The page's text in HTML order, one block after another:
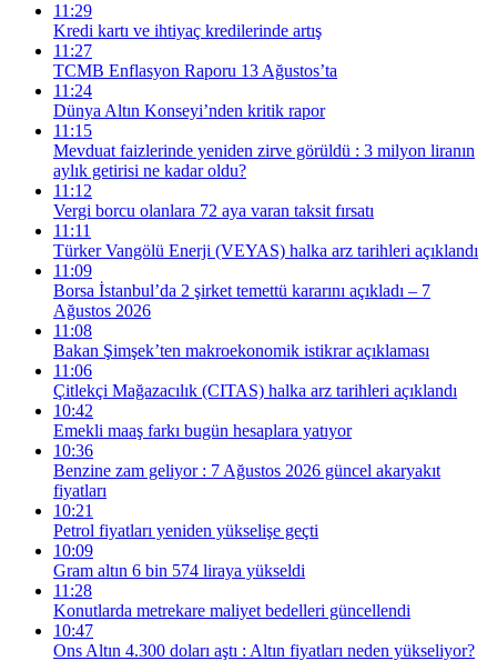
11:29
Kredi kartı ve ihtiyaç kredilerinde artış
11:27
TCMB Enflasyon Raporu 13 Ağustos’ta
11:24
Dünya Altın Konseyi’nden kritik rapor
11:15
Mevduat faizlerinde yeniden zirve görüldü : 3 milyon liranın
aylık getirisi ne kadar oldu?
11:12
Vergi borcu olanlara 72 aya varan taksit fırsatı
11:11
Türker Vangölü Enerji (VEYAS) halka arz tarihleri açıklandı
11:09
Borsa İstanbul’da 2 şirket temettü kararını açıkladı – 7
Ağustos 2026
11:08
Bakan Şimşek’ten makroekonomik istikrar açıklaması
11:06
Çitlekçi Mağazacılık (CITAS) halka arz tarihleri açıklandı
10:42
Emekli maaş farkı bugün hesaplara yatıyor
10:36
Benzine zam geliyor : 7 Ağustos 2026 güncel akaryakıt
fiyatları
10:21
Petrol fiyatları yeniden yükselişe geçti
10:09
Gram altın 6 bin 574 liraya yükseldi
11:28
Konutlarda metrekare maliyet bedelleri güncellendi
10:47
Ons Altın 4.300 doları aştı : Altın fiyatları neden yükseliyor?